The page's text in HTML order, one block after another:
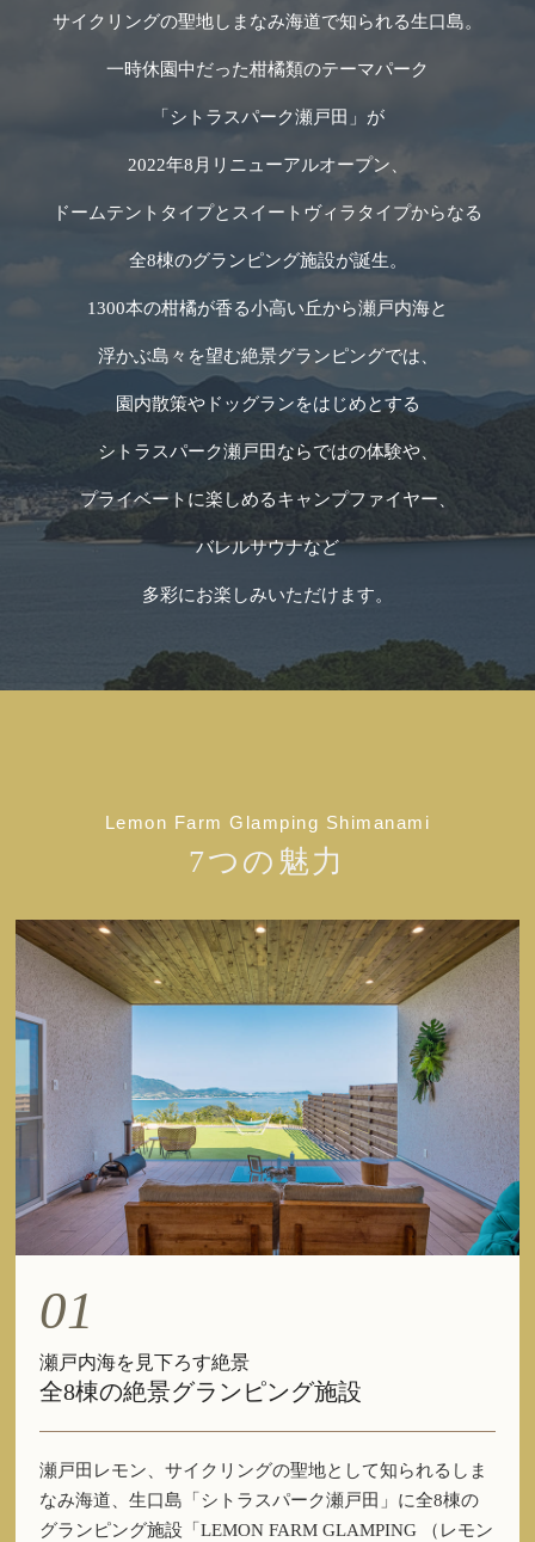
サイクリングの聖地しまなみ海道で知られる生口島。
一時休園中だった柑橘類のテーマパーク
「シトラスパーク瀬戸田」が
2022年8月リニューアルオープン、
ドームテントタイプとスイートヴィラタイプからなる
全8棟のグランピング施設が誕生。
1300本の柑橘が香る小高い丘から瀬戸内海と
浮かぶ島々を望む絶景グランピングでは、
園内散策やドッグランをはじめとする
シトラスパーク瀬戸田ならではの体験や、
プライベートに楽しめるキャンプファイヤー、
バレルサウナなど
多彩にお楽しみいただけます。
Lemon Farm Glamping Shimanami
7つの魅力
01
瀬戸内海を見下ろす絶景
全8棟の絶景グランピング施設
瀬戸田レモン、サイクリングの聖地として知られるしま
なみ海道、生口島「シトラスパーク瀬戸田」に全8棟の
グランピング施設「LEMON FARM GLAMPING （レモン